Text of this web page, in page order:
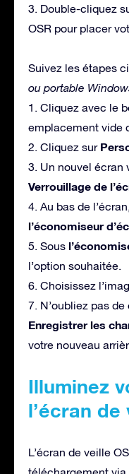
3. Double-cliquez
OSR pour placer
Suivez les étapes
ou portable
1. Cliquez avec le
emplacement vide
2. Cliquez sur
3. Un nouvel écran
Verrouillage de
4. Au bas de
l’économiseur
5. Sous
l’option souhaitée.
6. Choisissez
7. N’oubliez pas
Enregistrer les
votre nouveau
Illuminez
l’écran de
L’écran de veille